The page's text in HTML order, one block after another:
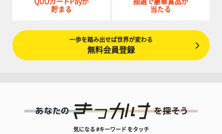
QUOカードPayが
貯まる
抽選で豪華賞品が
当たる
一歩を踏み出せば世界が変わる
無料会員登録
気になる #キーワード をタッチ